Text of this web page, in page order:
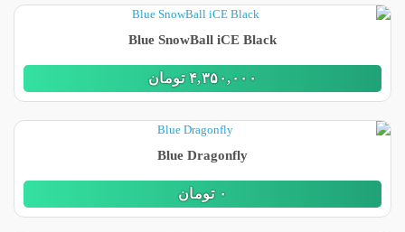
Blue SnowBall iCE Black
۴,٣۵٠,٠٠٠ تومان
Blue Dragonfly
٠ تومان